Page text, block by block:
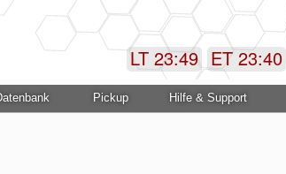
ET 23:40
LT 23:49
Pickup Hilfe & Support